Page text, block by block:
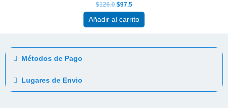
$126.0 $97.5
Añadir al carrito
Métodos de Pago
Lugares de Envio